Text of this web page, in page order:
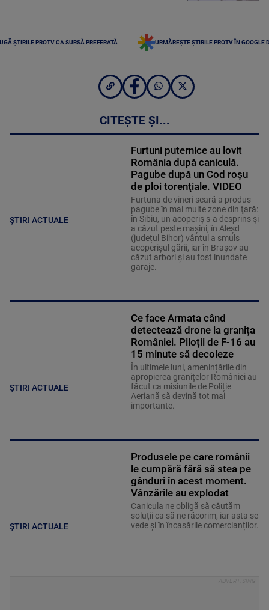
ȘTIRILE PROTV CA SURSĂ PREFERATĂ URMĂREȘTE ȘTIRILE PROTV ÎN GOOGLE
CITEȘTE ȘI...
ȘTIRI ACTUALE
Furtuni puternice au lovit
România după caniculă.
Pagube după un Cod roşu
de ploi torenţiale. VIDEO
Furtuna de vineri seară a produs
pagube în mai multe zone din ţară:
în Sibiu, un acoperiş s-a desprins și
a căzut peste maşini, în Aleşd
(județul Bihor) vântul a smuls
acoperişul gării, iar în Braşov au
căzut arbori şi au fost inundate
garaje.
ȘTIRI ACTUALE
Ce face Armata când
detectează drone la granița
României. Piloții de F-16 au
15 minute să decoleze
În ultimele luni, amenințările din
apropierea granițelor României au
făcut ca misiunile de Poliție
Aeriană să devină tot mai
importante.
ȘTIRI ACTUALE
Produsele pe care românii
le cumpără fără să stea pe
gânduri în acest moment.
Vânzările au explodat
Canicula ne obligă să căutăm
soluții ca să ne răcorim, iar asta se
vede și în încasările comercianților.